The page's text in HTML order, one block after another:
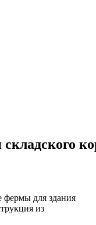
фермы для здания
из